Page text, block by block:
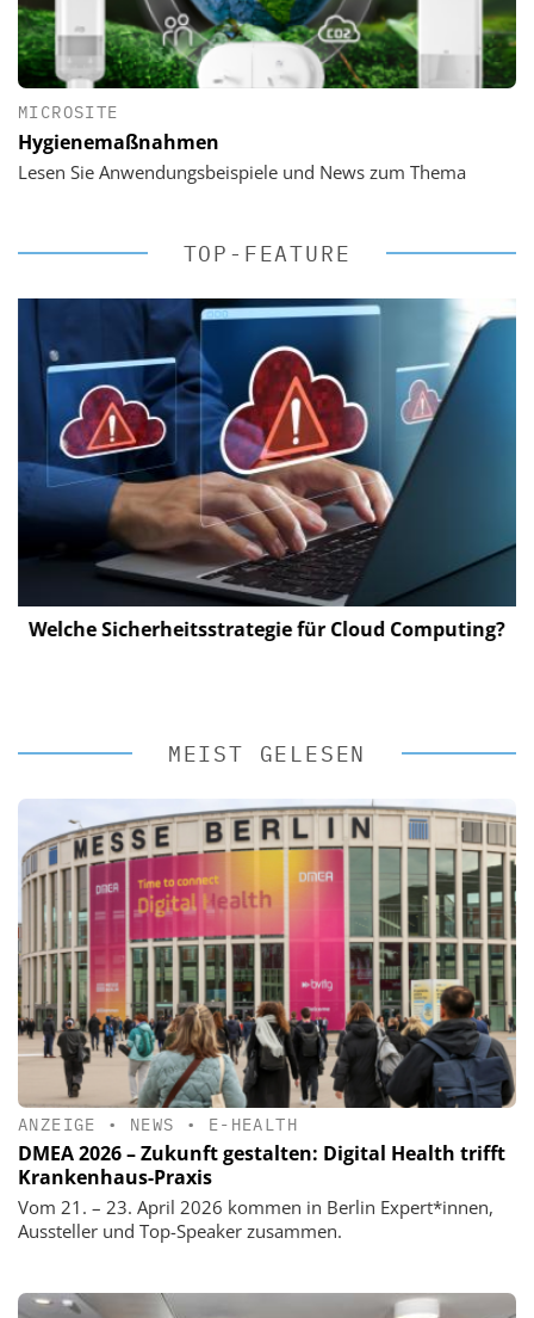
MICROSITE
Hygienemaßnahmen
Lesen Sie Anwendungsbeispiele und News zum Thema
TOP-FEATURE
Welche Sicherheitsstrategie für Cloud Computing?
MEIST GELESEN
ANZEIGE • NEWS • E-HEALTH
DMEA 2026 – Zukunft gestalten: Digital Health trifft
Krankenhaus-Praxis
Vom 21. – 23. April 2026 kommen in Berlin Expert*innen,
Aussteller und Top-Speaker zusammen.